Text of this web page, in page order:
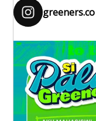
greeners.co